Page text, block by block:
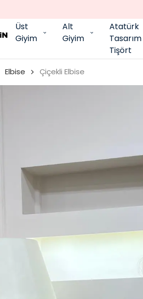
Üst
Giyim
Alt
Giyim
Atatürk
Tasarım
Tişört
Elbise Çiçekli Elbise